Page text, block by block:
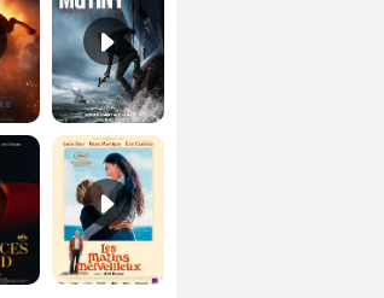
Les Silences de Riyad Bande-annonce VO STFR Les Matins merveilleux Bande-annonce VF